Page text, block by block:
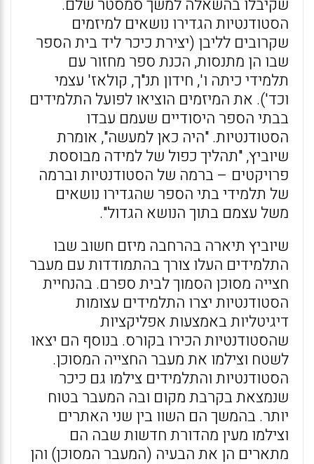
שקיבלו בהשאלה למשך סמסטר שלם.
הסטודנטיות הגדירו נושאים למיזמים
שקרובים לליבן (יצירת כיכר ליד בית הספר
שבו הן מתנסות, הכנת ספר מחזור עם
תלמידי כיתה ו', חידון תנ"ך, קולאז' עצמי
וכד'). את המיזמים הוציאו לפועל התלמידים
בבתי הספר היסודיים שעמם עבדו
הסטודנטיות. "היה כאן למעשה", אומרת
שיוביץ, "תהליך כפול של למידה מבוססת
פרויקטים – ברמה של הסטודנטיות וברמה
של תלמידי בתי הספר שהגדירו נושאים
משל עצמם בתוך הנושא הגדול".
שיוביץ תיארה בהרחבה מיזם חשוב שבו
התלמידים העלו צורך בהתמודדות עם מעבר
חצייה מסוכן הסמוך לבית ספרם. בהנחיית
הסטודנטיות יצרו התלמידים עצומות
דיגיטליות באמצעות אפליקציות
שהסטודנטיות הכירו בקורס. בנוסף הם יצאו
לשטח וצילמו את מעבר החצייה המסוכן.
הסטודנטיות והתלמידים צילמו גם כיכר
שנמצאת בקרבת מקום ובה המעבר בטוח
יותר. בהמשך הם השוו בין שני האתרים
וצילמו מעין מהדורת חדשות שבה הם
מתארים הן את הבעיה (המעבר המסוכן) והן